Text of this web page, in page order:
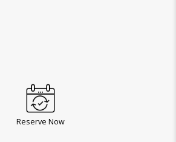
Reserve Now